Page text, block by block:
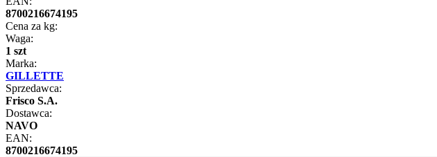
8700216674195
Cena za kg:
Waga:
1 szt
Marka:
GILLETTE
Sprzedawca:
Frisco S.A.
Dostawca:
NAVO
EAN:
8700216674195